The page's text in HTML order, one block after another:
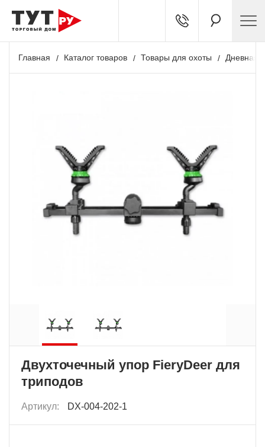
Главная Каталог товаров Товары для охоты Дневная
Двухточечный упор FieryDeer для
триподов
Артикул: DХ-004-202-1